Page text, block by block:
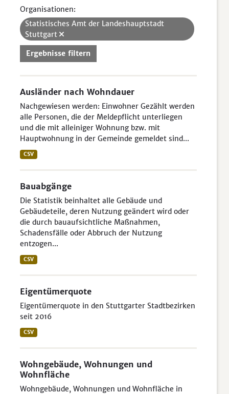
Organisationen:
Statistisches Amt der Landeshauptstadt
Stuttgart
Ergebnisse filtern
Ausländer nach Wohndauer
Nachgewiesen werden: Einwohner Gezählt werden
alle Personen, die der Meldepflicht unterliegen
und die mit alleiniger Wohnung bzw. mit
Hauptwohnung in der Gemeinde gemeldet sind...
CSV
Bauabgänge
Die Statistik beinhaltet alle Gebäude und
Gebäudeteile, deren Nutzung geändert wird oder
die durch bauaufsichtliche Maßnahmen,
Schadensfälle oder Abbruch der Nutzung
entzogen...
CSV
Eigentümerquote
Eigentümerquote in den Stuttgarter Stadtbezirken
seit 2016
CSV
Wohngebäude, Wohnungen und
Wohnfläche
Wohngebäude, Wohnungen und Wohnfläche in